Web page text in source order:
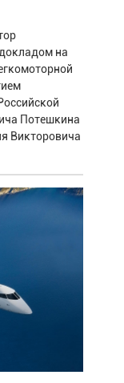
на
Потешкина
Викторовича